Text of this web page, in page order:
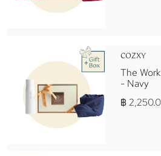
COZXY
The
- Navy
฿